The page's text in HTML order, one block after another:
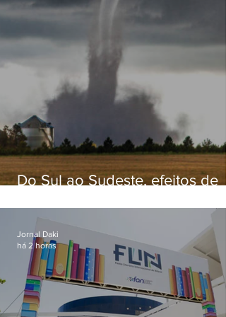
Do Sul ao Sudeste, efeitos de
apreensão na população
Jornal Daki
há 2 horas